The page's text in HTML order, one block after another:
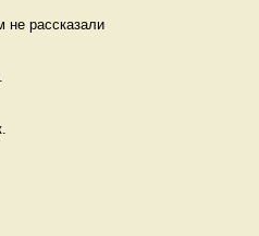
не рассказали